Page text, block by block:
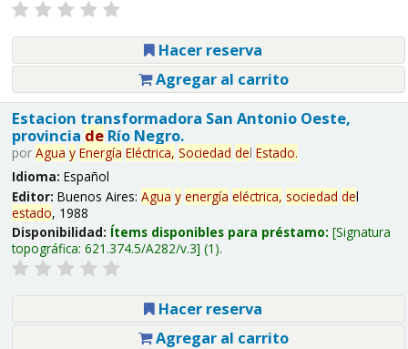
Hacer reserva
Agregar al carrito
Estacion transformadora San Antonio Oeste,
provincia deRío Negro.
por Agua y Energía Eléctrica, Sociedad del Estado.
Idioma: Español
Editor: Buenos Aires: Agua y energía eléctrica, sociedad del
estado, 1988
Disponibilidad: Ítems disponibles para préstamo: Signatura
topográfica: 621.374.5/A282/v.3 (1).
Hacer reserva
Agregar al carrito